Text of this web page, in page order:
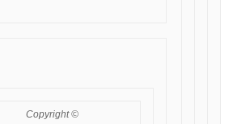
Copyright ©